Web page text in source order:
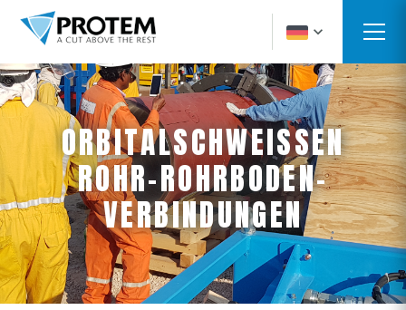
ORBITALSCHWEISSEN
ROHR-ROHRBODEN-
VERBINDUNGEN